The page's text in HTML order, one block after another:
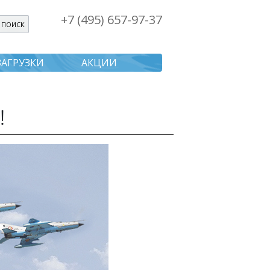
+7 (495) 657-97-37
АКЦИИ